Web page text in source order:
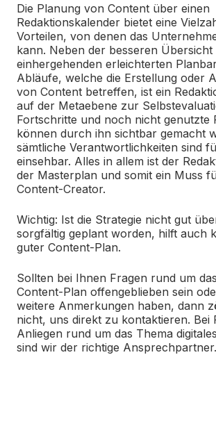
Die Planung von Content über einen
Redaktionskalender bietet eine
Vorteilen, von denen das
kann. Neben der besseren Übersicht
einhergehenden erleichterten
Abläufe, welche die Erstellung oder
von Content betreffen, ist ein
auf der Metaebene zur
Fortschritte und noch nicht genutzte
können durch ihn sichtbar gemacht
sämtliche Verantwortlichkeiten sind
einsehbar. Alles in allem ist der
der Masterplan und somit ein Muss
Content-Creator.
Wichtig: Ist die Strategie nicht gut
sorgfältig geplant worden, hilft auch
guter Content-Plan.
Sollten bei Ihnen Fragen rund um
Content-Plan offengeblieben sein
weitere Anmerkungen haben, dann
nicht, uns direkt zu kontaktieren. Bei
Anliegen rund um das Thema
sind wir der richtige Ansprechpartner.